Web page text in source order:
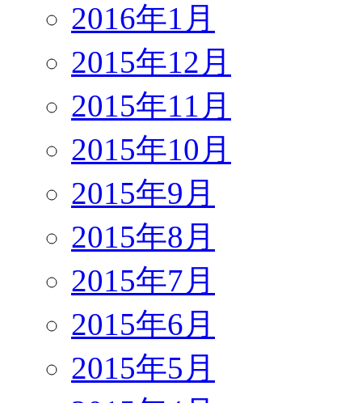
2016年1月
2015年12月
2015年11月
2015年10月
2015年9月
2015年8月
2015年7月
2015年6月
2015年5月